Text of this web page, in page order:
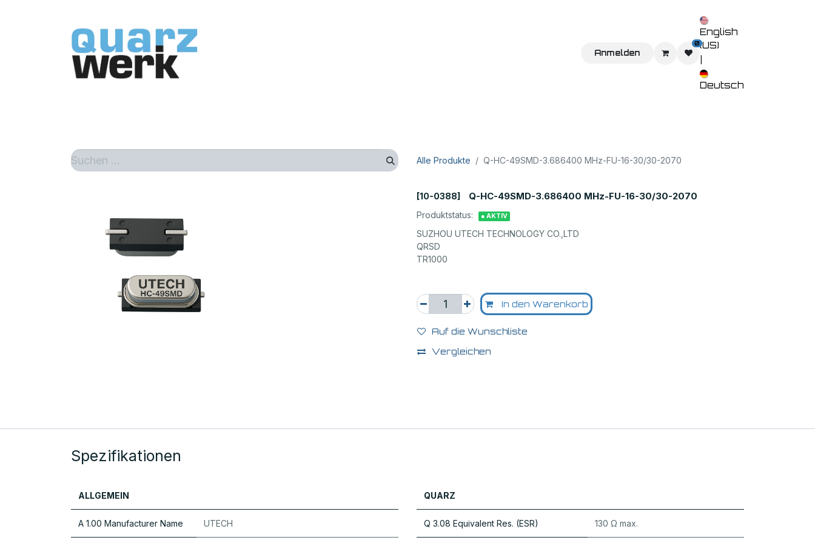
Home Shop Veranstaltungen
Anmelden
0
English
(US)
Deutsch
Alle Produkte Q-HC-49SMD-3.686400 MHz-FU-16-30/30-2070
[10-0388] Q-HC-49SMD-3.686400 MHz-FU-16-30/30-2070
Produktstatus: ● AKTIV
SUZHOU UTECH TECHNOLOGY CO.,LTD
QRSD
TR1000
In den Warenkorb
Auf die Wunschliste
Vergleichen
Spezifikationen
ALLGEMEIN
A 1.00 Manufacturer Name UTECH
QUARZ
Q 3.08 Equivalent Res. (ESR) 130 Ω max.